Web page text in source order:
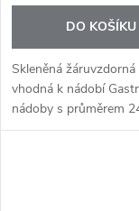
DO KOŠÍKU
Skleněná
vhodná k nádobí
nádoby s průměrem